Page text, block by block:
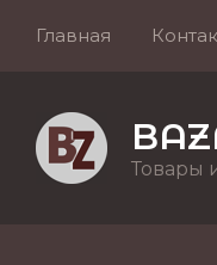
Главная
Товары